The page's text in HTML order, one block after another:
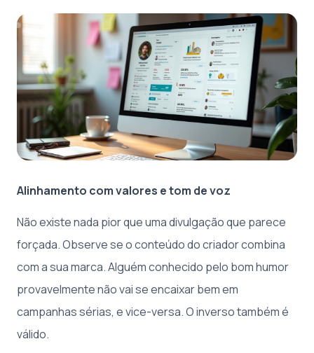
Alinhamento com valores e tom de voz
Não existe nada pior que uma divulgação que parece
forçada. Observe se o conteúdo do criador combina
com a sua marca. Alguém conhecido pelo bom humor
provavelmente não vai se encaixar bem em
campanhas sérias, e vice-versa. O inverso também é
válido.